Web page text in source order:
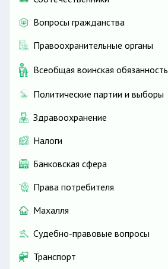
Вопросы гражданства
Правоохранительные органы
Всеобщая воинская обязанность
Политические партии и выборы
Здравоохранение
Налоги
Банковская сфера
Права потребителя
Махалля
Судебно-правовые вопросы
Транспорт